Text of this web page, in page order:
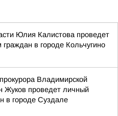
Юлия Калистова проведет
в городе Кольчугино
Владимирской
Жуков проведет личный
в городе Суздале